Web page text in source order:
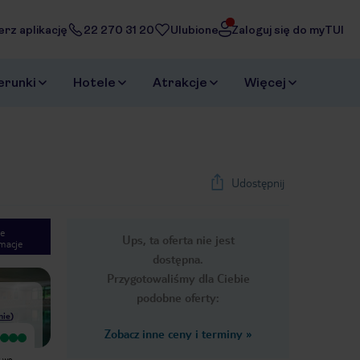
aplikację 22 270 31 20 Ulubione Zaloguj się do myTUI
Hotele Atrakcje Więcej
Udostępnij
Ups, ta oferta nie jest
dostępna.
Przygotowaliśmy dla Ciebie
podobne oferty:
Zobacz inne ceny i terminy »
Next slide
1/56
)